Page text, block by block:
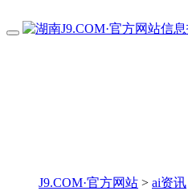
J9.COM·官方网站 > ai资讯